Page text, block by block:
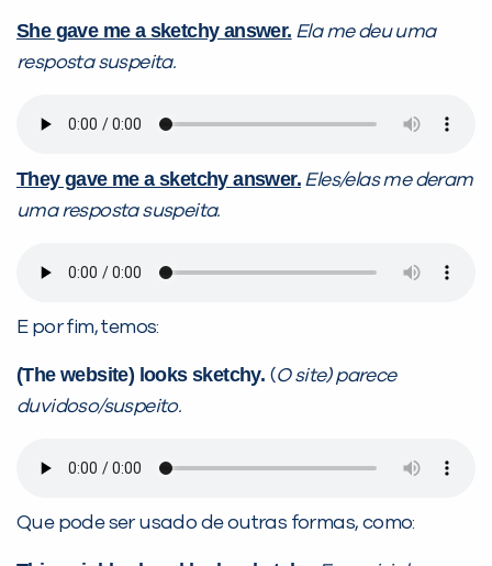
She gave me a sketchy answer. Ela me deu uma
resposta suspeita.
They gave me a sketchy answer. Eles/elas me deram
uma resposta suspeita.
E por fim, temos:
(The website) looks sketchy. (O site) parece
duvidoso/suspeito.
Que pode ser usado de outras formas, como: